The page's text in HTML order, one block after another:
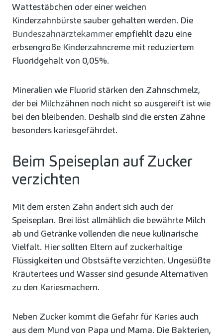
Wattestäbchen oder einer weichen
Kinderzahnbürste sauber gehalten werden. Die
Bundeszahnärztekammer empfiehlt dazu eine
erbsengroße Kinderzahncreme mit reduziertem
Fluoridgehalt von 0,05%.
Mineralien wie Fluorid stärken den Zahnschmelz,
der bei Milchzähnen noch nicht so ausgereift ist wie
bei den bleibenden. Deshalb sind die ersten Zähne
besonders kariesgefährdet.
Beim Speiseplan auf Zucker
verzichten
Mit dem ersten Zahn ändert sich auch der
Speiseplan. Brei löst allmählich die bewährte Milch
ab und Getränke vollenden die neue kulinarische
Vielfalt. Hier sollten Eltern auf zuckerhaltige
Flüssigkeiten und Obstsäfte verzichten. Ungesüßte
Kräutertees und Wasser sind gesunde Alternativen
zu den Kariesmachern.
Neben Zucker kommt die Gefahr für Karies auch
aus dem Mund von Papa und Mama. Die Bakterien,